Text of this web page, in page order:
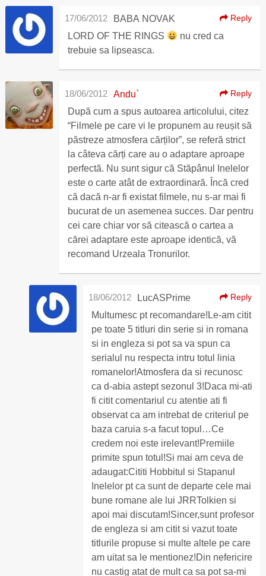
BABA NOVAK
17/06/2012 Reply
LORD OF THE RINGS
nu cred ca
trebuie sa lipseasca.
Andu`
18/06/2012 Reply
După cum a spus autoarea articolului, citez
“Filmele pe care vi le propunem au reușit să
păstreze atmosfera cărților”, se referă strict
la câteva cărți care au o adaptare aproape
perfectă. Nu sunt sigur că Stăpânul Inelelor
este o carte atât de extraordinară. Încă cred
că dacă n-ar fi existat filmele, nu s-ar mai fi
bucurat de un asemenea succes. Dar pentru
cei care chiar vor să citească o cartea a
cărei adaptare este aproape identică, vă
recomand Urzeala Tronurilor.
LucASPrime
18/06/2012 Reply
Multumesc pt recomandare!Le-am citit
pe toate 5 titluri din serie si in romana
si in engleza si pot sa va spun ca
serialul nu respecta intru totul linia
romanelor!Atmosfera da si recunosc
ca d-abia astept sezonul 3!Daca mi-ati
fi citit comentariul cu atentie ati fi
observat ca am intrebat de criteriul pe
baza caruia s-a facut topul…Ce
credem noi este irelevant!Premiile
primite spun totul!Si mai am ceva de
adaugat:Cititi Hobbitul si Stapanul
Inelelor pt ca sunt de departe cele mai
bune romane ale lui JRRTolkien si
apoi mai discutam!Sincer,sunt profesor
de engleza si am citit si vazut toate
titlurile propuse si multe altele pe care
am uitat sa le mentionez!Din nefericire
nu castig atat de mult ca sa pot sa-mi